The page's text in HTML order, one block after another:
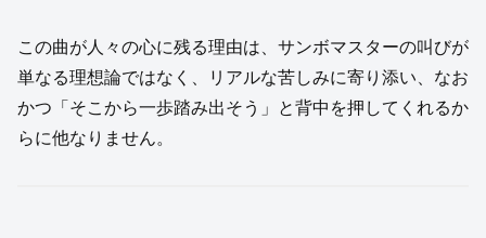
この曲が人々の心に残る理由は、サンボマスターの叫びが
単なる理想論ではなく、リアルな苦しみに寄り添い、なお
かつ「そこから一歩踏み出そう」と背中を押してくれるか
らに他なりません。